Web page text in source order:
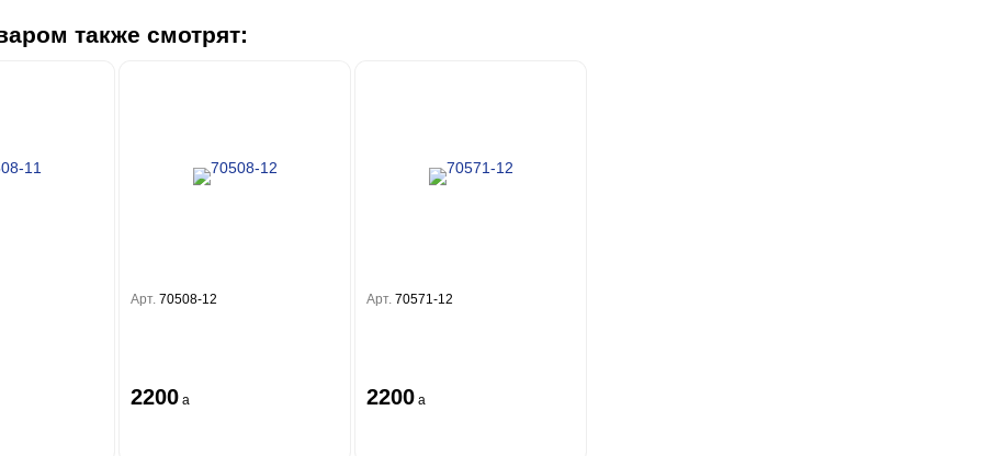
также смотрят:
Арт. 70508-12
2200 a
Арт. 70571-12
2200 a